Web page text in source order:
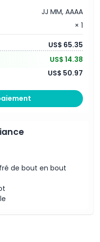
JJ MM, AAAA
× 1
US$ 65.35
US$ 14.38
US$ 50.97
de bout en bout